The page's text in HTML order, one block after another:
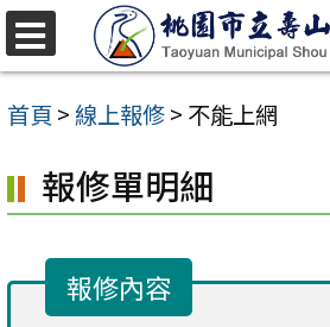
跳
至
主
內
容
首頁 >線上報修> 不能上網
報修單明細
報修內容
選
單